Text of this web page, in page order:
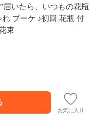
届いたら、いつもの花瓶
ブーケ ♪初回 花瓶 付
束
お気に入り